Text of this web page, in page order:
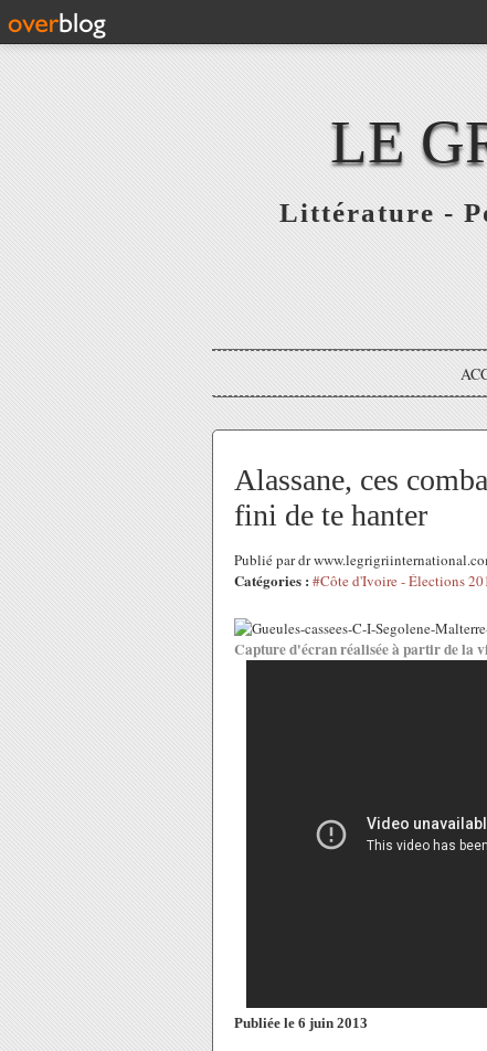
LE
Littérature -
Alassane, ces
fini de te hanter
Publié par dr
Catégories : #Côte d'Ivoire - Élections
Capture d'écran réalisée à partir de la
Publiée le 6 juin 2013